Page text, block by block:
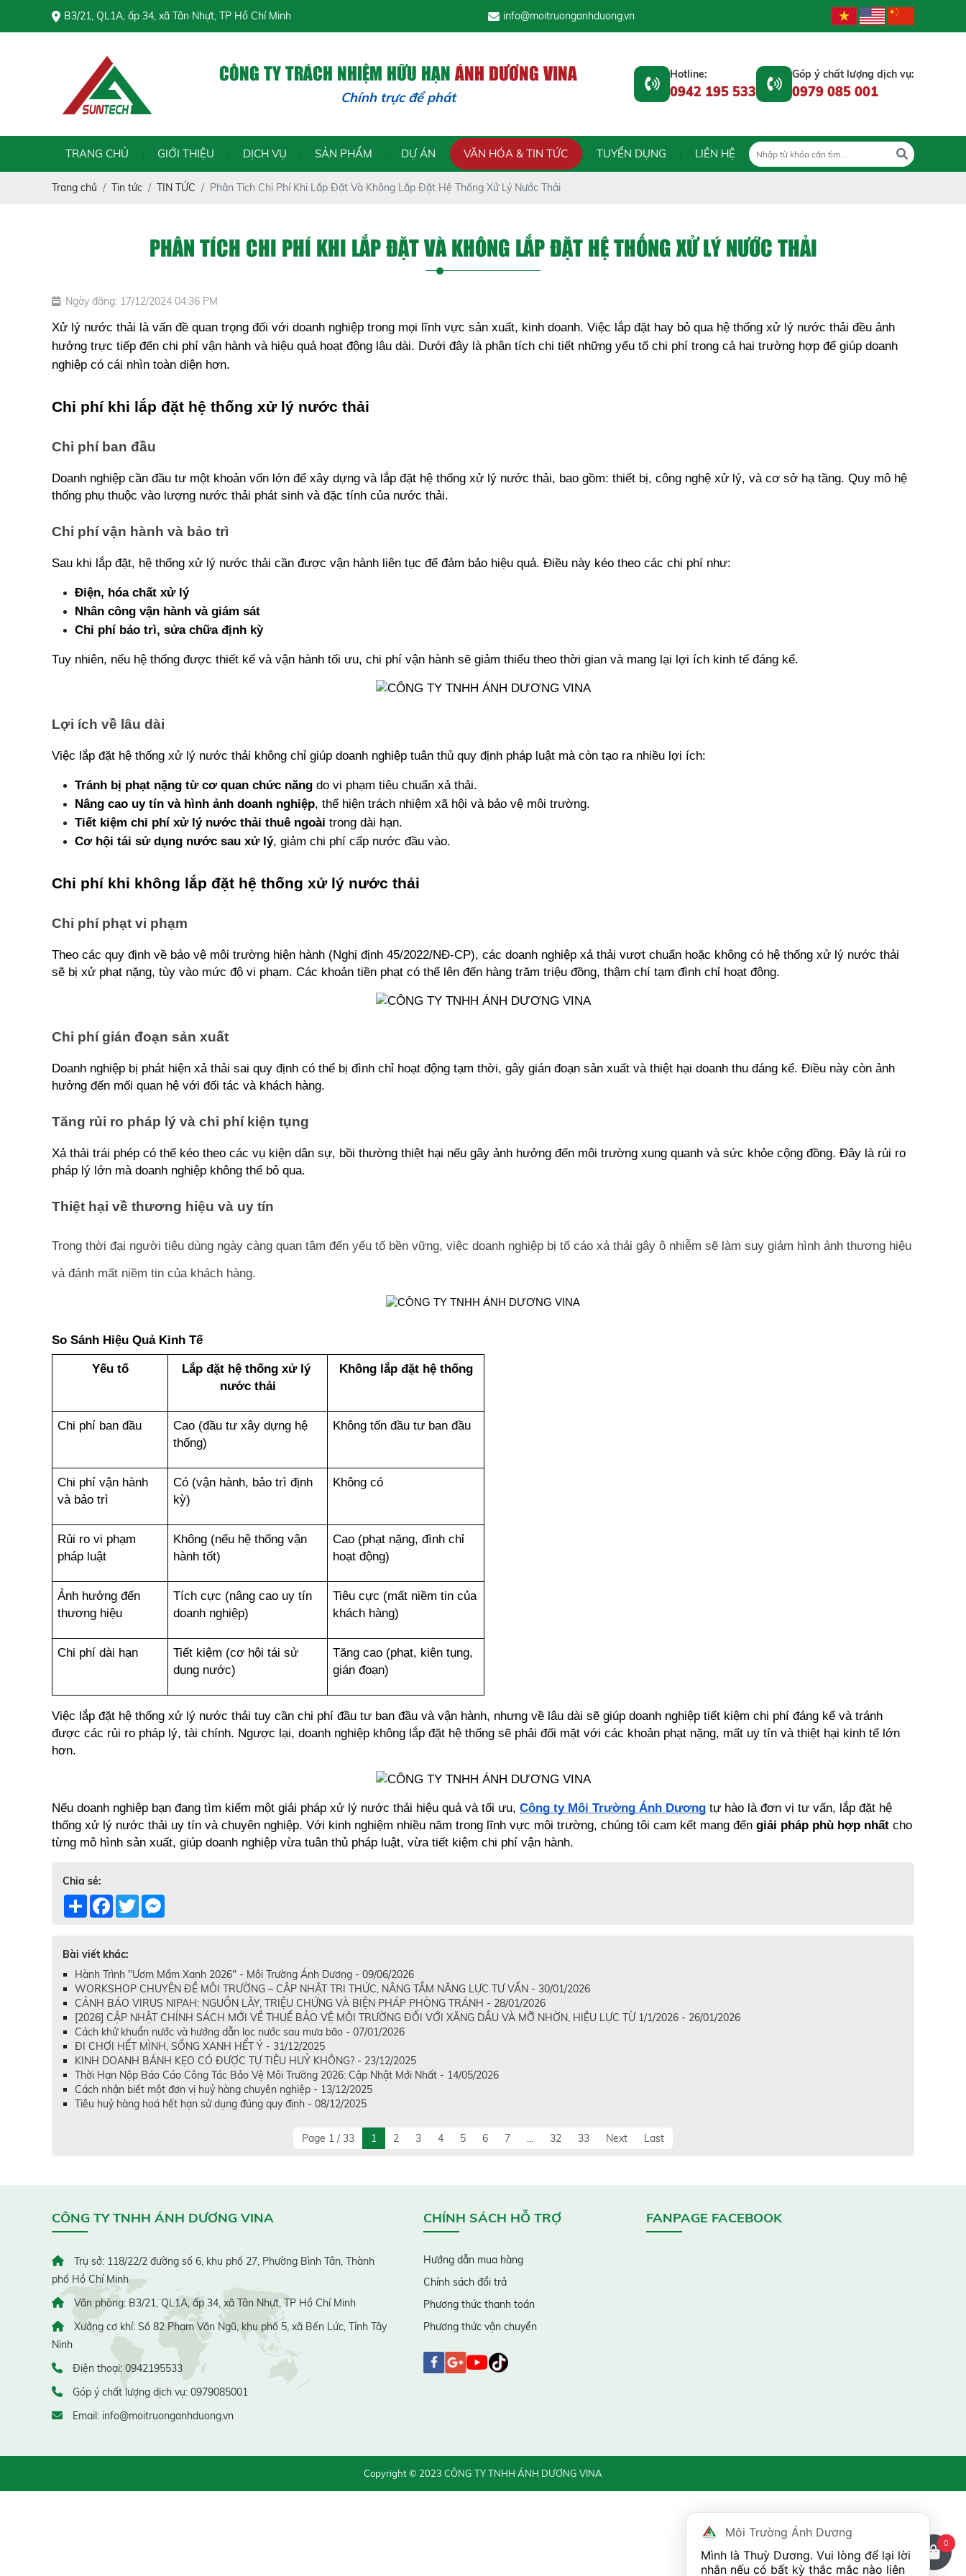
B3/21, QL1A, ấp 34, xã Tân Nhựt, TP Hồ Chí Minh info@moitruonganhduong.vn
CÔNG TY TRÁCH NHIỆM HỮU HẠNÁNH DƯƠNG VINA
Chính trực để phát triển - Tr
Hotline:
0942 195 533
Góp ý chất lượng dịch vụ:
0979 085 001
TRANG CHỦ GIỚI THIỆU DỊCH VỤ SẢN PHẨM DỰ ÁN VĂN HÓA & TIN TỨC TUYỂN DỤNG LIÊN HỆ
Trang chủ Tin tức TIN TỨC Phân Tích Chi Phí Khi Lắp Đặt Và Không Lắp Đặt Hệ Thống Xử Lý Nước Thải
PHÂN TÍCH CHI PHÍ KHI LẮP ĐẶT VÀ KHÔNG LẮP ĐẶT HỆ THỐNG XỬ LÝ NƯỚC THẢI
Ngày đăng: 17/12/2024 04:36 PM
Xử lý nước thải là vấn đề quan trọng đối với doanh nghiệp trong mọi lĩnh vực sản xuất, kinh doanh. Việc lắp đặt hay bỏ qua hệ thống xử lý nước thải đều ảnh
hưởng trực tiếp đến chi phí vận hành và hiệu quả hoạt động lâu dài. Dưới đây là phân tích chi tiết những yếu tố chi phí trong cả hai trường hợp để giúp doanh
nghiệp có cái nhìn toàn diện hơn.
Chi phí khi lắp đặt hệ thống xử lý nước thải
Chi phí ban đầu
Doanh nghiệp cần đầu tư một khoản vốn lớn để xây dựng và lắp đặt hệ thống xử lý nước thải, bao gồm: thiết bị, công nghệ xử lý, và cơ sở hạ tầng. Quy mô hệ
thống phụ thuộc vào lượng nước thải phát sinh và đặc tính của nước thải.
Chi phí vận hành và bảo trì
Sau khi lắp đặt, hệ thống xử lý nước thải cần được vận hành liên tục để đảm bảo hiệu quả. Điều này kéo theo các chi phí như:
Điện, hóa chất xử lý
Nhân công vận hành và giám sát
Chi phí bảo trì, sửa chữa định kỳ
Tuy nhiên, nếu hệ thống được thiết kế và vận hành tối ưu, chi phí vận hành sẽ giảm thiểu theo thời gian và mang lại lợi ích kinh tế đáng kể.
Lợi ích về lâu dài
Việc lắp đặt hệ thống xử lý nước thải không chỉ giúp doanh nghiệp tuân thủ quy định pháp luật mà còn tạo ra nhiều lợi ích:
Tránh bị phạt nặng từ cơ quan chức năng do vi phạm tiêu chuẩn xả thải.
Nâng cao uy tín và hình ảnh doanh nghiệp, thể hiện trách nhiệm xã hội và bảo vệ môi trường.
Tiết kiệm chi phí xử lý nước thải thuê ngoài trong dài hạn.
Cơ hội tái sử dụng nước sau xử lý, giảm chi phí cấp nước đầu vào.
Chi phí khi không lắp đặt hệ thống xử lý nước thải
Chi phí phạt vi phạm
Theo các quy định về bảo vệ môi trường hiện hành (Nghị định 45/2022/NĐ-CP), các doanh nghiệp xả thải vượt chuẩn hoặc không có hệ thống xử lý nước thải
sẽ bị xử phạt nặng, tùy vào mức độ vi phạm. Các khoản tiền phạt có thể lên đến hàng trăm triệu đồng, thậm chí tạm đình chỉ hoạt động.
Chi phí gián đoạn sản xuất
Doanh nghiệp bị phát hiện xả thải sai quy định có thể bị đình chỉ hoạt động tạm thời, gây gián đoạn sản xuất và thiệt hại doanh thu đáng kể. Điều này còn ảnh
hưởng đến mối quan hệ với đối tác và khách hàng.
Tăng rủi ro pháp lý và chi phí kiện tụng
Xả thải trái phép có thể kéo theo các vụ kiện dân sự, bồi thường thiệt hại nếu gây ảnh hưởng đến môi trường xung quanh và sức khỏe cộng đồng. Đây là rủi ro
pháp lý lớn mà doanh nghiệp không thể bỏ qua.
Thiệt hại về thương hiệu và uy tín
Trong thời đại người tiêu dùng ngày càng quan tâm đến yếu tố bền vững, việc doanh nghiệp bị tố cáo xả thải gây ô nhiễm sẽ làm suy giảm hình ảnh thương hiệu
và đánh mất niềm tin của khách hàng.
So Sánh Hiệu Quả Kinh Tế
Yếu tố
Lắp đặt hệ thống xử lý
nước thải
Không lắp đặt hệ thống
Chi phí ban đầu
Cao (đầu tư xây dựng hệ
thống)
Không tốn đầu tư ban đầu
Chi phí vận hành
và bảo trì
Có (vận hành, bảo trì định
kỳ)
Không có
Rủi ro vi phạm
pháp luật
Không (nếu hệ thống vận
hành tốt)
Cao (phạt nặng, đình chỉ
hoạt động)
Ảnh hưởng đến
thương hiệu
Tích cực (nâng cao uy tín
doanh nghiệp)
Tiêu cực (mất niềm tin của
khách hàng)
Chi phí dài hạn
Tiết kiệm (cơ hội tái sử
dụng nước)
Tăng cao (phạt, kiện tụng,
gián đoạn)
Việc lắp đặt hệ thống xử lý nước thải tuy cần chi phí đầu tư ban đầu và vận hành, nhưng về lâu dài sẽ giúp doanh nghiệp tiết kiệm chi phí đáng kể và tránh
được các rủi ro pháp lý, tài chính. Ngược lại, doanh nghiệp không lắp đặt hệ thống sẽ phải đối mặt với các khoản phạt nặng, mất uy tín và thiệt hại kinh tế lớn
hơn.
Nếu doanh nghiệp bạn đang tìm kiếm một giải pháp xử lý nước thải hiệu quả và tối ưu, Công ty Môi Trường Ánh Dương tự hào là đơn vị tư vấn, lắp đặt hệ
thống xử lý nước thải uy tín và chuyên nghiệp. Với kinh nghiệm nhiều năm trong lĩnh vực môi trường, chúng tôi cam kết mang đến giải pháp phù hợp nhất cho
từng mô hình sản xuất, giúp doanh nghiệp vừa tuân thủ pháp luật, vừa tiết kiệm chi phí vận hành.
Chia sẻ:
Share Facebook
Twitter
Bài viết khác:
Hành Trình "Ươm Mầm Xanh 2026" - Môi Trường Ánh Dương - 09/06/2026
WORKSHOP CHUYÊN ĐỀ MÔI TRƯỜNG – CẬP NHẬT TRI THỨC, NÂNG TẦM NĂNG LỰC TƯ VẤN - 30/01/2026
CẢNH BÁO VIRUS NIPAH: NGUỒN LÂY, TRIỆU CHỨNG VÀ BIỆN PHÁP PHÒNG TRÁNH - 28/01/2026
[2026] CẬP NHẬT CHÍNH SÁCH MỚI VỀ THUẾ BẢO VỆ MÔI TRƯỜNG ĐỐI VỚI XĂNG DẦU VÀ MỠ NHỜN, HIỆU LỰC TỪ 1/1/2026 - 26/01/2026
Cách khử khuẩn nước và hướng dẫn lọc nước sau mưa bão - 07/01/2026
ĐI CHƠI HẾT MÌNH, SỐNG XANH HẾT Ý - 31/12/2025
KINH DOANH BÁNH KẸO CÓ ĐƯỢC TỰ TIÊU HUỶ KHÔNG? - 23/12/2025
Thời Hạn Nộp Báo Cáo Công Tác Bảo Vệ Môi Trường 2026: Cập Nhật Mới Nhất - 14/05/2026
Cách nhận biết một đơn vị huỷ hàng chuyên nghiệp - 13/12/2025
Tiêu huỷ hàng hoá hết hạn sử dụng đúng quy định - 08/12/2025
Page 1 / 33 1 2 3 4 5 6 7 ... 32 33 Next Last
CÔNG TY TNHH ÁNH DƯƠNG VINA
Trụ sở: 118/22/2 đường số 6, khu phố 27, Phường Bình Tân, Thành
phố Hồ Chí Minh
Văn phòng: B3/21, QL1A, ấp 34, xã Tân Nhựt, TP Hồ Chí Minh
Xưởng cơ khí: Số 82 Phạm Văn Ngũ, khu phố 5, xã Bến Lức, Tỉnh Tây
Ninh
Điện thoại: 0942195533
Góp ý chất lượng dịch vụ: 0979085001
Email: info@moitruonganhduong.vn
CHÍNH SÁCH HỖ TRỢ
Hướng dẫn mua hàng
Chính sách đổi trả
Phương thức thanh toán
Phương thức vận chuyển
FANPAGE FACEBOOK
Copyright © 2023 CÔNG TY TNHH ÁNH DƯƠNG VINA
0
Môi Trường Ánh Dương
Mình là Thuỳ Dương. Vui lòng để lại lời
nhắn nếu có bất kỳ thắc mắc nào liên